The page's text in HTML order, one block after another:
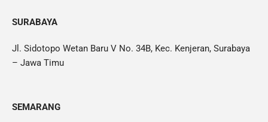
SURABAYA
Jl. Sidotopo Wetan Baru V No. 34B, Kec. Kenjeran, Surabaya
– Jawa Timu
SEMARANG